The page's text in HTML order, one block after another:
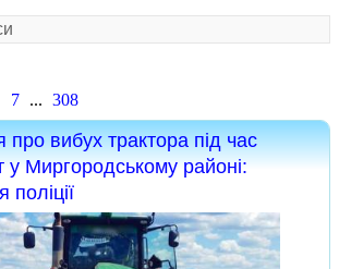
7 ... 308
вибух трактора під час
у Миргородському районі:
поліції